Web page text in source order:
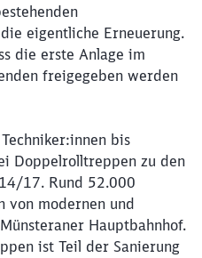
eigentliche Erneuerung.
die erste Anlage im
freigegeben werden
bis
Doppelrolltreppen zu den
17. Rund 52.000
von modernen und
Hauptbahnhof.
ist Teil der Sanierung